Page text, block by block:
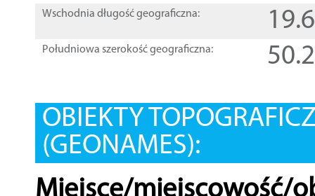
Wschodnia długość geograficzna:
Południowa szerokość geograficzna:
OBIEKTY
(GEONAMES):
Miejsce/miejscowość/